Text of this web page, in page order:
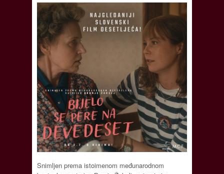
Snimljen prema istoimenom međunarodnom